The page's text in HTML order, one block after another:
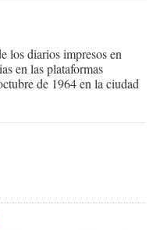
los diarios impresos en
en las plataformas
de 1964 en la ciudad